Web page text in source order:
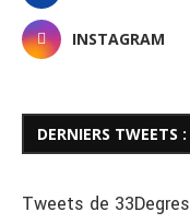
INSTAGRAM
DERNIERS TWEETS :
Tweets de 33Degres